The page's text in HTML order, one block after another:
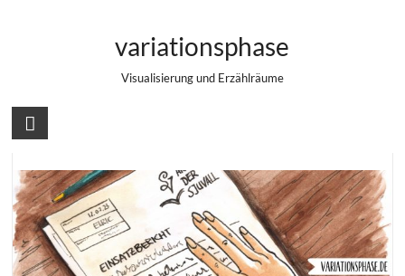
variationsphase
Visualisierung und Erzählräume
Christina
Das Archiv (P52, Buchstabe)